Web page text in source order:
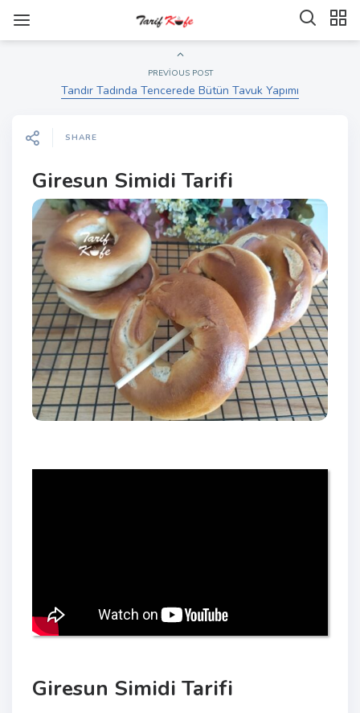
PREVIOUS POST
Tandır Tadında Tencerede Bütün Tavuk Yapımı
SHARE
Giresun Simidi Tarifi
Giresun Simidi Tarifi